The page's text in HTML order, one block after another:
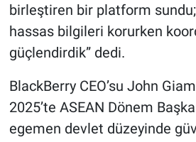
birleştiren bir platform
hassas bilgileri korurken
güçlendirdik” dedi.
BlackBerry CEO’su John
2025’te ASEAN Dönem
egemen devlet düzeyinde